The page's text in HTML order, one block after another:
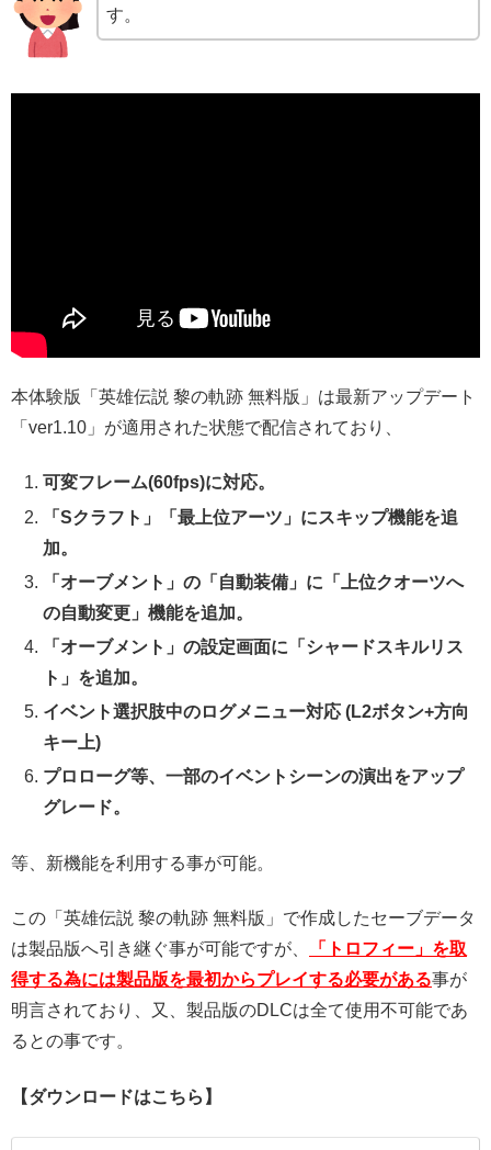
す。
本体験版「英雄伝説 黎の軌跡 無料版」は最新アップデート
「ver1.10」が適用された状態で配信されており、
可変フレーム(60fps)に対応。
「Sクラフト」「最上位アーツ」にスキップ機能を追
加。
「オーブメント」の「自動装備」に「上位クオーツへ
の自動変更」機能を追加。
「オーブメント」の設定画面に「シャードスキルリス
ト」を追加。
イベント選択肢中のログメニュー対応 (L2ボタン+方向
キー上)
プロローグ等、一部のイベントシーンの演出をアップ
グレード。
等、新機能を利用する事が可能。
この「英雄伝説 黎の軌跡 無料版」で作成したセーブデータ
は製品版へ引き継ぐ事が可能ですが、
「トロフィー」を取
得する為には製品版を最初からプレイする必要がある事が
明言されており、又、製品版のDLCは全て使用不可能であ
るとの事です。
【ダウンロードはこちら】